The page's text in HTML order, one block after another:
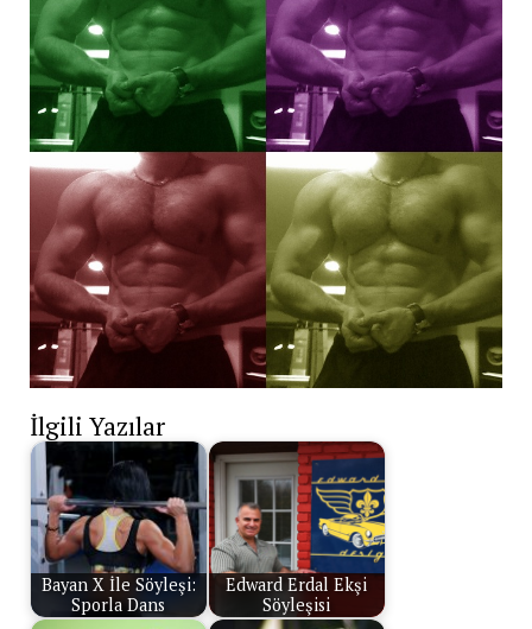
İlgili Yazılar
Bayan X İle Söyleşi:
Sporla Dans
Edward Erdal Ekşi
Söyleşisi